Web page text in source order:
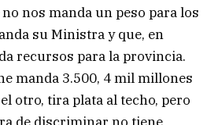
nos manda un peso para los
su Ministra y que, en
recursos para la provincia.
manda 3.500, 4 mil millones
otro, tira plata al techo, pero